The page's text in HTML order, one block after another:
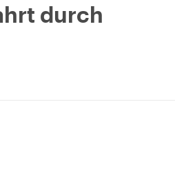
durch